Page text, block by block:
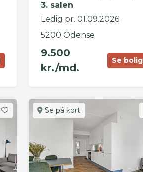
3. salen
Ledig pr. 01.09.2026
5200 Odense
9.500
kr./md.
Se bolig
Se på kort